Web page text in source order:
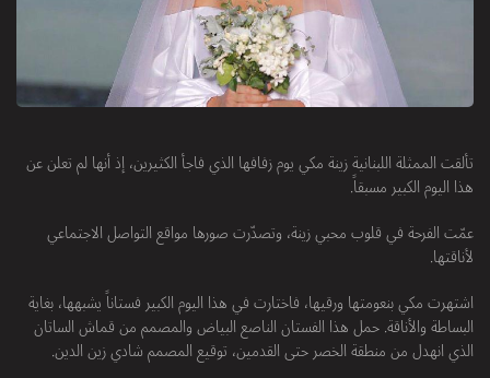
تألقت الممثلة اللبنانية زينة مكي يوم زفافها الذي فاجأ الكثيرين، إذ أنها لم تعلن عن
هذا اليوم الكبير مسبقاً.
عمّت الفرحة في قلوب محبي زينة، وتصدّرت صورها مواقع التواصل الاجتماعي
لأناقتها.
اشتهرت مكي بنعومتها ورقيها، فاختارت في هذا اليوم الكبير فستاناً يشبهها، بغاية
البساطة والأناقة. حمل هذا الفستان الناصع البياض والمصمم من قماش الساتان
الذي انهدل من منطقة الخصر حتى القدمين، توقيع المصمم شادي زين الدين.